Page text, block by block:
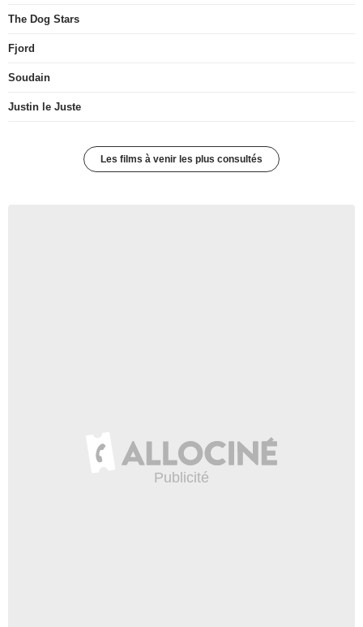
The Dog Stars
Fjord
Soudain
Justin le Juste
Les films à venir les plus consultés